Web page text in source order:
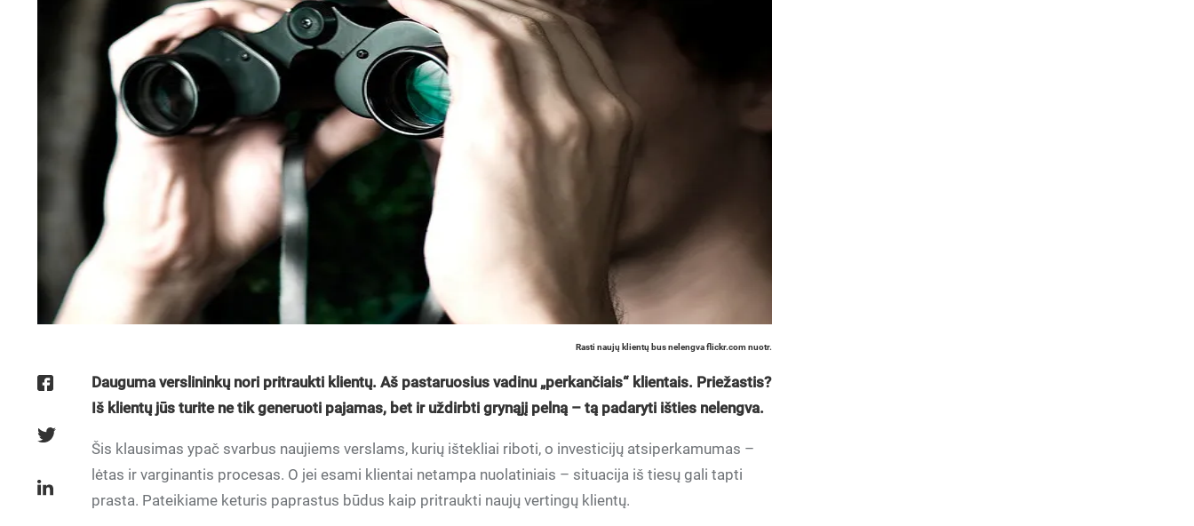
Rasti naujų klientų bus nelengva flickr.com nuotr.
Dauguma verslininkų nori pritraukti klientų. Aš pastaruosius vadinu „perkančiais“ klientais. Priežastis?
Iš klientų jūs turite ne tik generuoti pajamas, bet ir uždirbti grynąjį pelną – tą padaryti išties nelengva.
Šis klausimas ypač svarbus naujiems verslams, kurių ištekliai riboti, o investicijų atsiperkamumas –
lėtas ir varginantis procesas. O jei esami klientai netampa nuolatiniais – situacija iš tiesų gali tapti
prasta. Pateikiame keturis paprastus būdus kaip pritraukti naujų vertingų klientų.